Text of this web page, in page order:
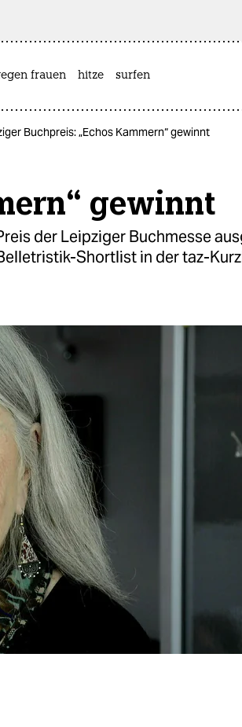
frauen hitze surfen
Buchpreis: „Echos Kammern“ gewinnt
gewinnt
der Leipziger Buchmesse
Shortlist in der taz-